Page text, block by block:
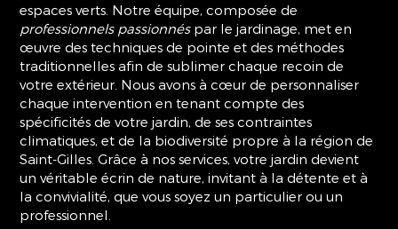
espaces verts. Notre équipe, composée de
professionnels passionnéspar le jardinage, met en
œuvre des techniques de pointe et des méthodes
traditionnelles afin de sublimer chaque recoin de
votre extérieur. Nous avons à cœur de personnaliser
chaque intervention en tenant compte des
spécificités de votre jardin, de ses contraintes
climatiques, et de la biodiversité propre à la région de
Saint-Gilles. Grâce à nos services, votre jardin devient
un véritable écrin de nature, invitant à la détente et à
la convivialité, que vous soyez un particulier ou un
professionnel.